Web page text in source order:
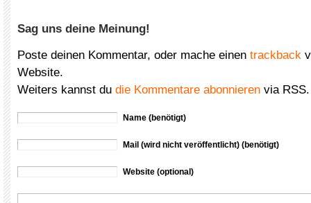
Sag uns deine Meinung!
Poste deinen Kommentar, oder mache einen trackback
Website.
Weiters kannst du die Kommentare abonnieren via RSS.
Name (benötigt)
Mail (wird nicht veröffentlicht) (benötigt)
Website (optional)